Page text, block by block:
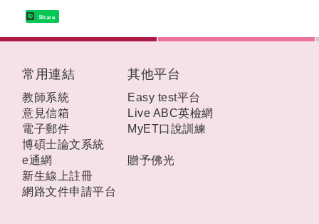
Share
常用連結
教師系統
意見信箱
電子郵件
博碩士論文系統
e通網
新生線上註冊
網路文件申請平台
其他平台
Easy test平台
Live ABC英檢網
MyET口說訓練
贈予佛光